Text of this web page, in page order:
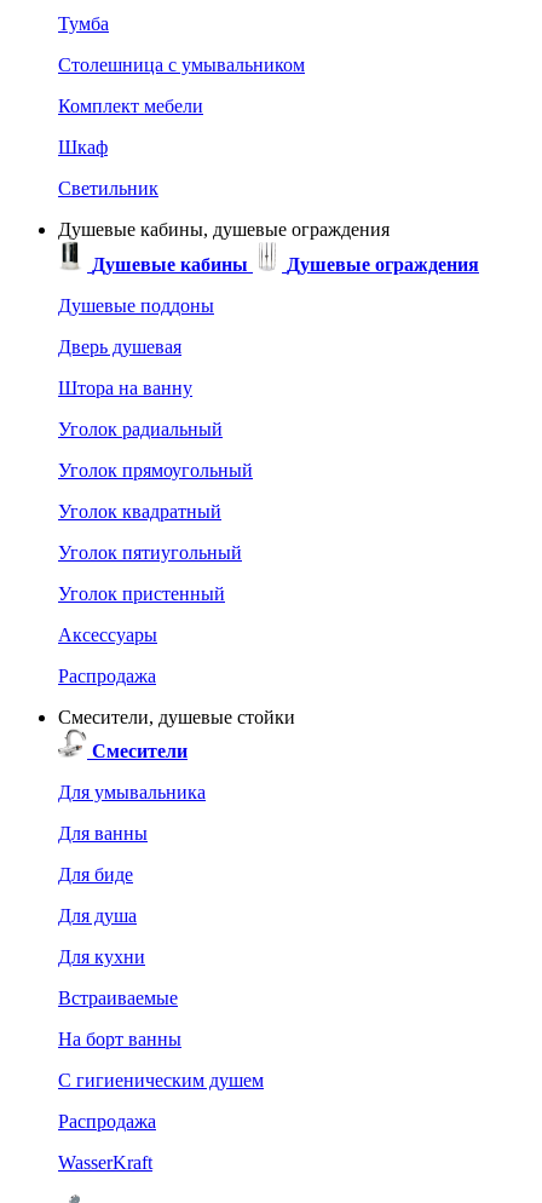
Тумба
Столешница с умывальником
Комплект мебели
Шкаф
Светильник
Душевые кабины, душевые ограждения
Душевые кабины
Душевые ограждения
Душевые поддоны
Дверь душевая
Штора на ванну
Уголок радиальный
Уголок прямоугольный
Уголок квадратный
Уголок пятиугольный
Уголок пристенный
Аксессуары
Распродажа
Смесители, душевые стойки
Смесители
Для умывальника
Для ванны
Для биде
Для душа
Для кухни
Встраиваемые
На борт ванны
C гигиеническим душем
Распродажа
WasserKraft